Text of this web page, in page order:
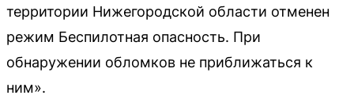
территории Нижегородской области отменен
режим Беспилотная опасность. При
обнаружении обломков не приближаться к
ним».